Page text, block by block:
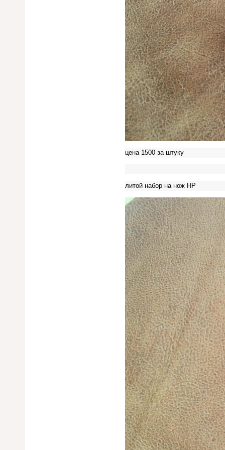
цена 1500 за штуку
литой набор на нож НР